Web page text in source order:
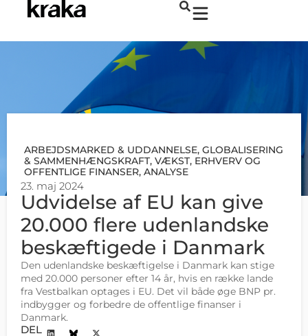
ARBEJDSMARKED & UDDANNELSE, GLOBALISERING
& SAMMENHÆNGSKRAFT, VÆKST, ERHVERV OG
OFFENTLIGE FINANSER, ANALYSE
23. maj 2024
Udvidelse af EU kan give
20.000 flere udenlandske
beskæftigede i Danmark
Den udenlandske beskæftigelse i Danmark kan stige
med 20.000 personer efter 14 år, hvis en række lande
fra Vestbalkan optages i EU. Det vil både øge BNP pr.
indbygger og forbedre de offentlige finanser i
Danmark.
DEL